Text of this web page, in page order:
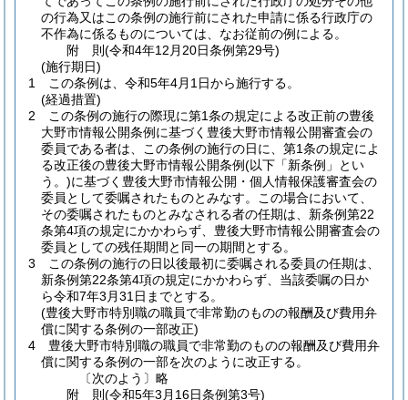
の行為又はこの条例の施行前にされた申請に係る行政庁の
不作為に係るものについては、なお従前の例による。
附 則(令和4年12月20日条例第29号)
(施行期日)
1
この条例は、令和5年4月1日から施行する。
(経過措置)
2
この条例の施行の際現に第1条の規定による改正前の豊後
大野市情報公開条例に基づく豊後大野市情報公開審査会の
委員である者は、この条例の施行の日に、第1条の規定によ
る改正後の豊後大野市情報公開条例(以下「新条例」とい
う。)に基づく豊後大野市情報公開・個人情報保護審査会の
委員として委嘱されたものとみなす。
この場合において、
その委嘱されたものとみなされる者の任期は、新条例第22
条第4項の規定にかかわらず、豊後大野市情報公開審査会の
委員としての残任期間と同一の期間とする。
3
この条例の施行の日以後最初に委嘱される委員の任期は、
新条例第22条第4項の規定にかかわらず、当該委嘱の日か
ら令和7年3月31日までとする。
(豊後大野市特別職の職員で非常勤のものの報酬及び費用弁
償に関する条例の一部改正)
4
豊後大野市特別職の職員で非常勤のものの報酬及び費用弁
償に関する条例の一部を次のように改正する。
〔次のよう〕略
附 則(令和5年3月16日条例第3号)